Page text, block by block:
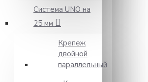
Система UNO на
25 мм
Крепеж
двойной
параллельный